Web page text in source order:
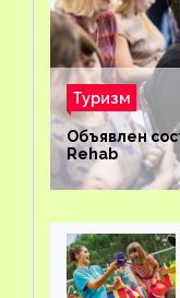
Туризм
Объявлен
Rehab